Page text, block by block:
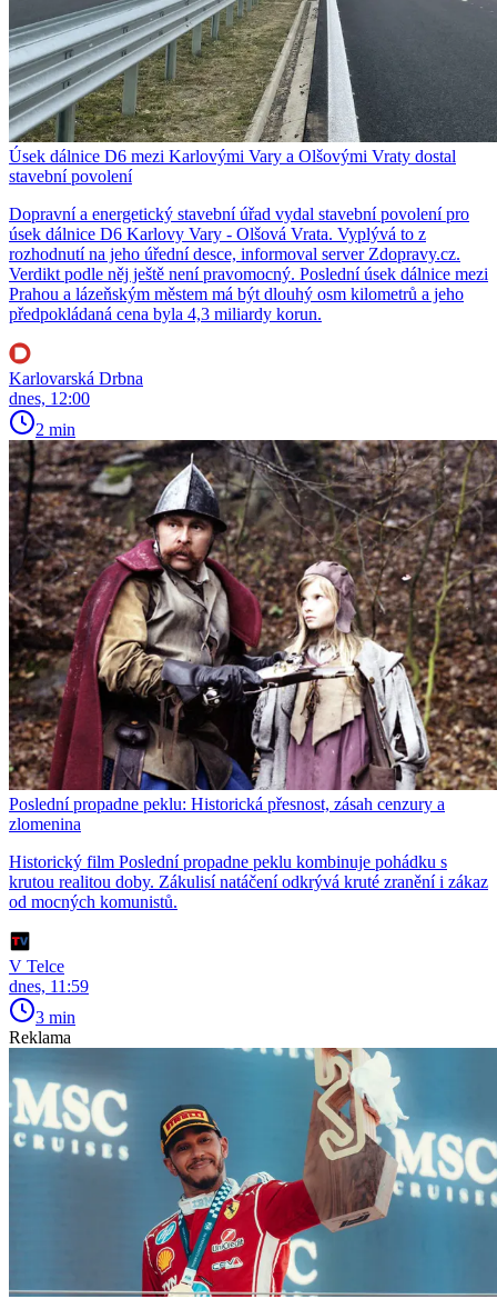
Úsek dálnice D6 mezi Karlovými Vary a Olšovými Vraty dostal
stavební povolení
Dopravní a energetický stavební úřad vydal stavební povolení pro
úsek dálnice D6 Karlovy Vary - Olšová Vrata. Vyplývá to z
rozhodnutí na jeho úřední desce, informoval server Zdopravy.cz.
Verdikt podle něj ještě není pravomocný. Poslední úsek dálnice mezi
Prahou a lázeňským městem má být dlouhý osm kilometrů a jeho
předpokládaná cena byla 4,3 miliardy korun.
Karlovarská Drbna
dnes, 12:00
2 min
Poslední propadne peklu: Historická přesnost, zásah cenzury a
zlomenina
Historický film Poslední propadne peklu kombinuje pohádku s
krutou realitou doby. Zákulisí natáčení odkrývá kruté zranění i zákaz
od mocných komunistů.
V Telce
dnes, 11:59
3 min
Reklama